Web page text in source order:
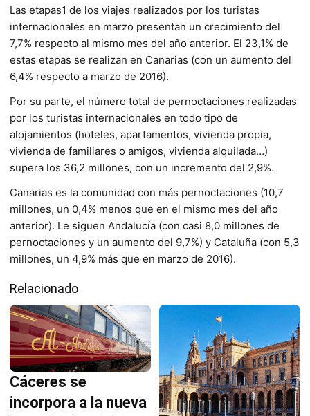
Las etapas1 de los viajes realizados por los turistas
internacionales en marzo presentan un crecimiento del
7,7% respecto al mismo mes del año anterior. El 23,1% de
estas etapas se realizan en Canarias (con un aumento del
6,4% respecto a marzo de 2016).
Por su parte, el número total de pernoctaciones realizadas
por los turistas internacionales en todo tipo de
alojamientos (hoteles, apartamentos, vivienda propia,
vivienda de familiares o amigos, vivienda alquilada…)
supera los 36,2 millones, con un incremento del 2,9%.
Canarias es la comunidad con más pernoctaciones (10,7
millones, un 0,4% menos que en el mismo mes del año
anterior). Le siguen Andalucía (con casi 8,0 millones de
pernoctaciones y un aumento del 9,7%) y Cataluña (con 5,3
millones, un 4,9% más que en marzo de 2016).
Relacionado
Cáceres se
incorpora a la nueva